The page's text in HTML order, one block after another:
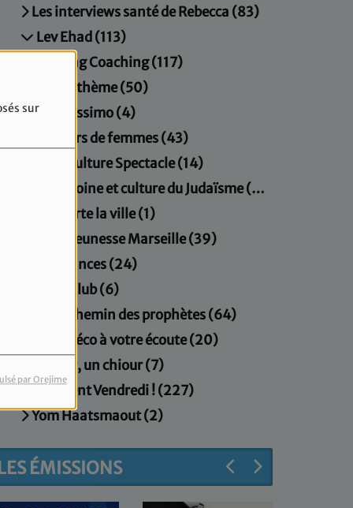
sur
par Orejime
Les interviews santé de Rebecca (83)
Lev Ehad (113)
Morning Coaching (117)
Musicathème (50)
Orientissimo (4)
Parcours de femmes (43)
Paris Culture Spectacle (14)
Patrimoine et culture du Judaïsme (20)
Plus verte la ville (1)
Radio Jeunesse Marseille (39)
Résonances (24)
Sport Club (6)
Sur le chemin des prophètes (64)
Un gynéco à votre écoute (20)
Un jour, un chiour (7)
Vivement Vendredi ! (227)
Yom Haatsmaout (2)
ÉMISSIONS